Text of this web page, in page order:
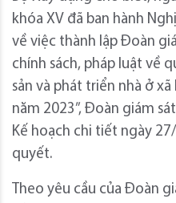
khóa XV đã ban hành
về việc thành lập Đoàn
chính sách, pháp luật về
sản và phát triển nhà ở
năm 2023”, Đoàn giám
Kế hoạch chi tiết ngày
quyết.
Theo yêu cầu của Đoàn